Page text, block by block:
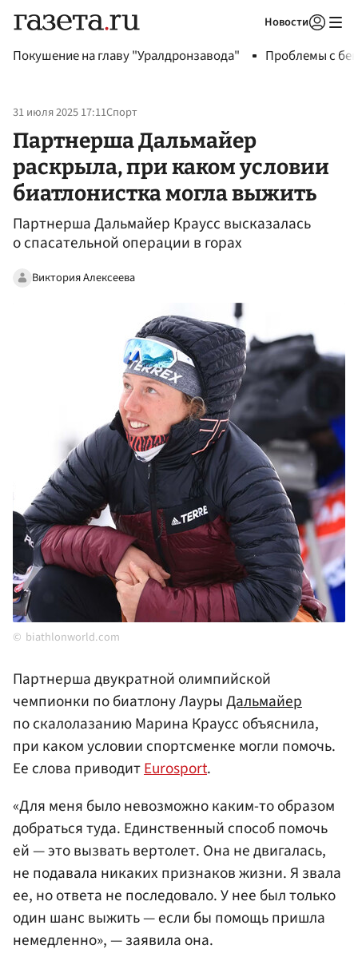
Новости
Покушение на главу "Уралдронзавода" Проблемы с
31 июля 2025 17:11Спорт
Партнерша Дальмайер
раскрыла, при каком условии
биатлонистка могла выжить
Партнерша Дальмайер Краусс высказалась
о спасательной операции в горах
Виктория Алексеева
biathlonworld.com
Партнерша двукратной олимпийской
чемпионки по биатлону ЛаурыДальмайер
по скалолазанию Марина Краусс объяснила,
при каком условии спортсменке могли помочь.
Ее слова приводитEurosport.
«Для меня было невозможно каким-то образом
добраться туда. Единственный способ помочь
ей — это вызвать вертолет. Она не двигалась,
не подавала никаких признаков жизни. Я звала
ее, но ответа не последовало. У нее был только
один шанс выжить — если бы помощь пришла
немедленно», — заявила она.